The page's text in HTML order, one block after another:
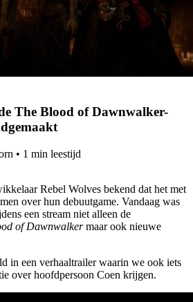
The Blood of Dawnwalker-
• 1 min leestijd
Rebel Wolves bekend dat het met
over hun debuutgame. Vandaag was
een stream niet alleen de
of Dawnwalkermaar ook nieuwe
in een verhaaltrailer waarin we ook iets
over hoofdpersoon Coen krijgen.